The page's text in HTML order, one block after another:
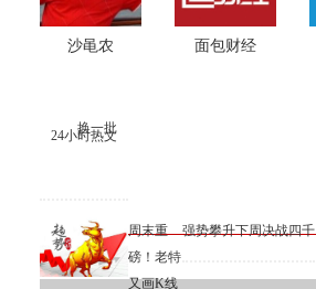
沙黾农 面包财经
24小时热文
换一批
周末重
磅！老特
又画K线
强势攀升下周决战四千